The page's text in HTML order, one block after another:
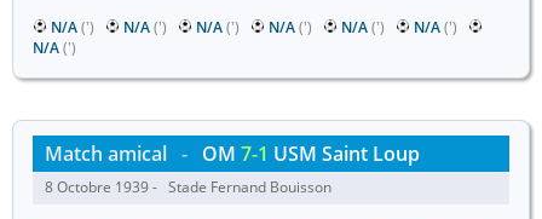
N/A(') N/A(') N/A(') N/A(') N/A(') N/A(')
N/A(')
Match amical - OM 7-1 USM Saint Loup
8 Octobre 1939 - Stade Fernand Bouisson